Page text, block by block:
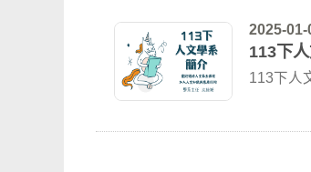
2025-01-
113下
113下人